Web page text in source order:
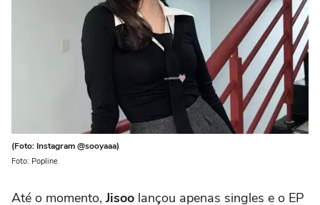
(Foto: Instagram @sooyaaa)
Foto: Popline
Até o momento, Jisoo lançou apenas singles e o EP